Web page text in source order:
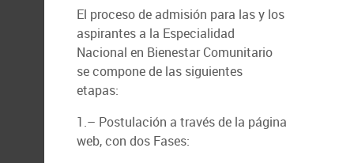
El proceso de admisión para las y los
aspirantes a la Especialidad
Nacional en Bienestar Comunitario
se compone de las siguientes
etapas:
1.– Postulación a través de la página
web, con dos Fases: